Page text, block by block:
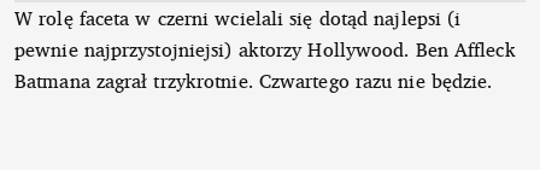
W rolę faceta w czerni wcielali się dotąd najlepsi (i
pewnie najprzystojniejsi) aktorzy Hollywood. Ben Affleck
Batmana zagrał trzykrotnie. Czwartego razu nie będzie.